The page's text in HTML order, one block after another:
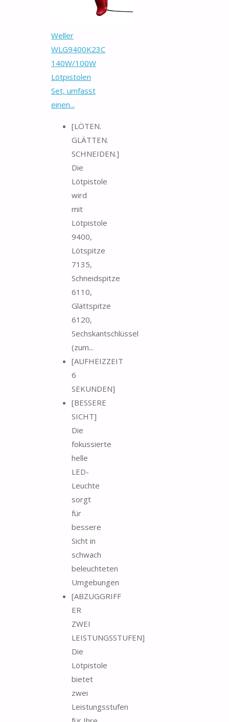
Weller
WLG9400K23C
140W/100W
Lötpistolen
Set, umfasst
einen...
[LÖTEN.
GLÄTTEN.
SCHNEIDEN.]
Die
Lötpistole
wird
mit
Lötpistole
9400,
Lötspitze
7135,
Schneidspitze
6110,
Glättspitze
6120,
Sechskantschlüssel
(zum...
[AUFHEIZZEIT
6
SEKUNDEN]
[BESSERE
SICHT]
Die
fokussierte
helle
LED-
Leuchte
sorgt
für
bessere
Sicht in
schwach
beleuchteten
Umgebungen
[ABZUGGRIFF
ER
ZWEI
LEISTUNGSSTUFEN]
Die
Lötpistole
bietet
zwei
Leistungsstufen